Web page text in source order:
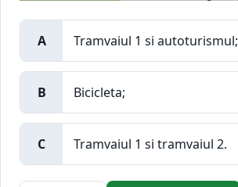
A Tramvaiul 1 si autoturismul;
B Bicicleta;
C Tramvaiul 1 si tramvaiul 2.